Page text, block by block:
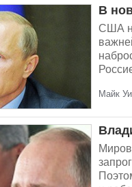
В
США
Майк